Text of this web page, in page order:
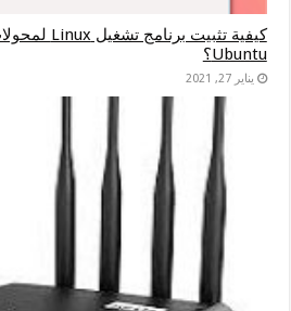
Ubuntu؟
يناير 27, 2021